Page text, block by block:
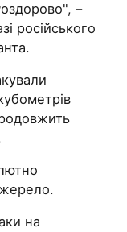
–
російського
на